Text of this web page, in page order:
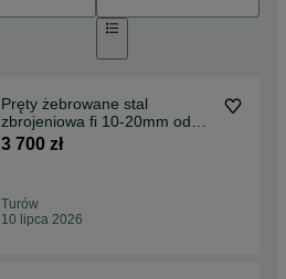
Pręty żebrowane stal
zbrojeniowa fi 10-20mm od
ręki, szybka dostawa, pustaki
3 700 zł
Turów
10 lipca 2026